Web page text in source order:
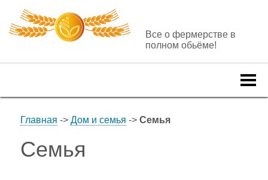
Все о фермерстве в
полном обьёме!
Главная -> Дом и семья -> Семья
Семья